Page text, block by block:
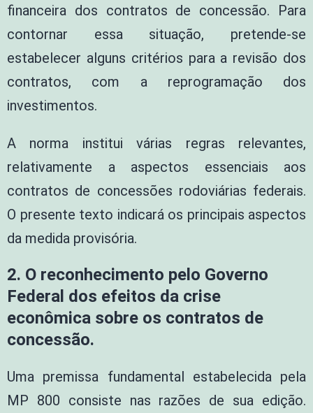
financeira dos contratos de concessão. Para
contornar essa situação, pretende-se
estabelecer alguns critérios para a revisão dos
contratos, com a reprogramação dos
investimentos.
A norma institui várias regras relevantes,
relativamente a aspectos essenciais aos
contratos de concessões rodoviárias federais.
O presente texto indicará os principais aspectos
da medida provisória.
2. O reconhecimento pelo Governo
Federal dos efeitos da crise
econômica sobre os contratos de
concessão.
Uma premissa fundamental estabelecida pela
MP 800 consiste nas razões de sua edição.